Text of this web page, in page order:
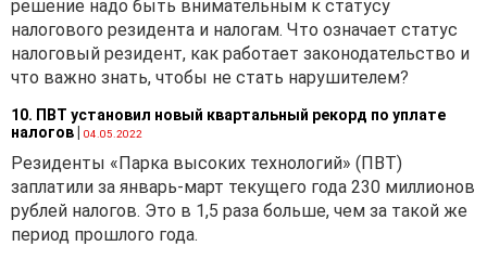
решение надо быть внимательным к статусу
налогового резидента и налогам. Что означает статус
налоговый резидент, как работает законодательство и
что важно знать, чтобы не стать нарушителем?
10. ПВТ установил новый квартальный рекорд по уплате
налогов
04.05.2022
Резиденты «Парка высоких технологий» (ПВТ)
заплатили за январь-март текущего года 230 миллионов
рублей налогов. Это в 1,5 раза больше, чем за такой же
период прошлого года.